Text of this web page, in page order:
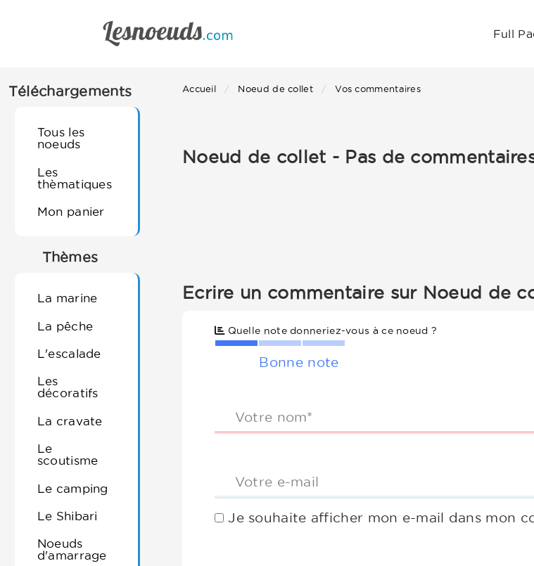
Full
Téléchargements
Tous les
noeuds
Les
thèmatiques
Mon panier
Thèmes
La marine
La pêche
L'escalade
Les
décoratifs
La cravate
Le
scoutisme
Le camping
Le Shibari
Noeuds
d'amarrage
Accueil Noeud de collet Vos commentaires
Noeud de collet - Pas de
Ecrire un commentaire sur Noeud de
Quelle note donneriez-vous à ce noeud ?
Bonne note
Votre nom*
Votre e-mail
Je souhaite afficher mon e-mail dans mon